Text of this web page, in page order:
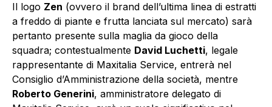
Il logo Zen (ovvero il brand dell’ultima linea di estratti
a freddo di piante e frutta lanciata sul mercato) sarà
pertanto presente sulla maglia da gioco della
squadra; contestualmente David Luchetti, legale
rappresentante di Maxitalia Service, entrerà nel
Consiglio d’Amministrazione della società, mentre
Roberto Generini, amministratore delegato di